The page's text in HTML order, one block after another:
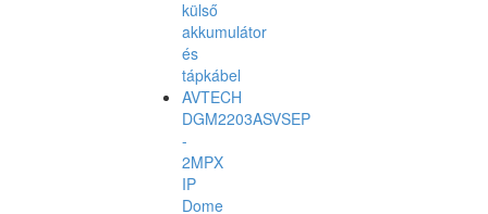
külső
akkumulátor
és
tápkábel
AVTECH
DGM2203ASVSEP
-
2MPX
IP
Dome